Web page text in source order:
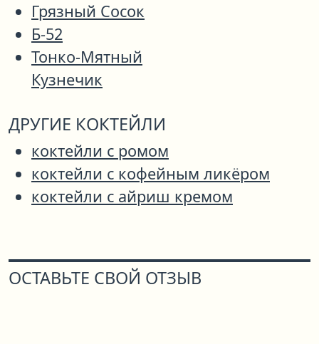
Грязный Сосок
Б-52
Тонко-Мятный
Кузнечик
ДРУГИЕ КОКТЕЙЛИ
коктейли с ромом
коктейли с кофейным ликёром
коктейли с айриш кремом
ОСТАВЬТЕ СВОЙ ОТЗЫВ